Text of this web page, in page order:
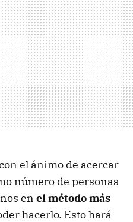
el ánimo de acercar
número de personas
en el método más
hacerlo. Esto hará